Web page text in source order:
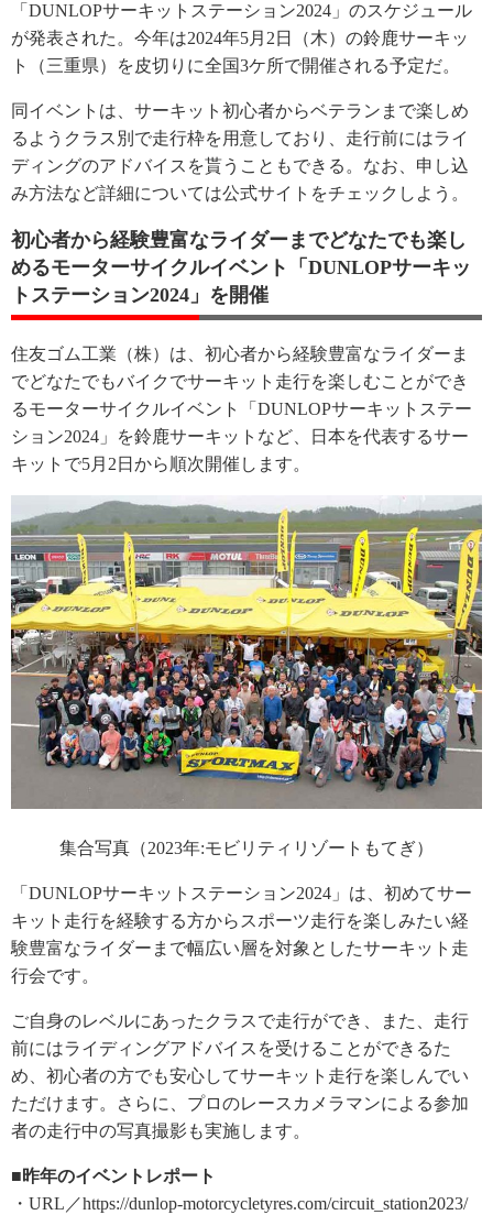
「DUNLOPサーキットステーション2024」のスケジュール
が発表された。今年は2024年5月2日（木）の鈴鹿サーキッ
ト（三重県）を皮切りに全国3ケ所で開催される予定だ。
同イベントは、サーキット初心者からベテランまで楽しめ
るようクラス別で走行枠を用意しており、走行前にはライ
ディングのアドバイスを貰うこともできる。なお、申し込
み方法など詳細については公式サイトをチェックしよう。
初心者から経験豊富なライダーまでどなたでも楽し
めるモーターサイクルイベント「DUNLOPサーキッ
トステーション2024」を開催
住友ゴム工業（株）は、初心者から経験豊富なライダーま
でどなたでもバイクでサーキット走行を楽しむことができ
るモーターサイクルイベント「DUNLOPサーキットステー
ション2024」を鈴鹿サーキットなど、日本を代表するサー
キットで5月2日から順次開催します。
集合写真（2023年:モビリティリゾートもてぎ）
「DUNLOPサーキットステーション2024」は、初めてサー
キット走行を経験する方からスポーツ走行を楽しみたい経
験豊富なライダーまで幅広い層を対象としたサーキット走
行会です。
ご自身のレベルにあったクラスで走行ができ、また、走行
前にはライディングアドバイスを受けることができるた
め、初心者の方でも安心してサーキット走行を楽しんでい
ただけます。さらに、プロのレースカメラマンによる参加
者の走行中の写真撮影も実施します。
■昨年のイベントレポート
・URL／https://dunlop-motorcycletyres.com/circuit_station2023/